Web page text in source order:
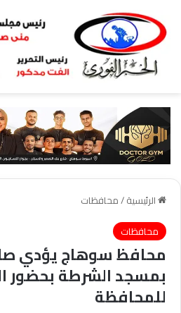
الرئيسية/محافظات
محافظات
محافظ سوهاج يؤدي
بمسجد الشرطة بحضور
للمحافظة